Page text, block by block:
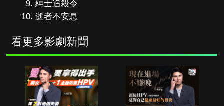
紳士追殺令
逝者不安息
看更多影劇新聞